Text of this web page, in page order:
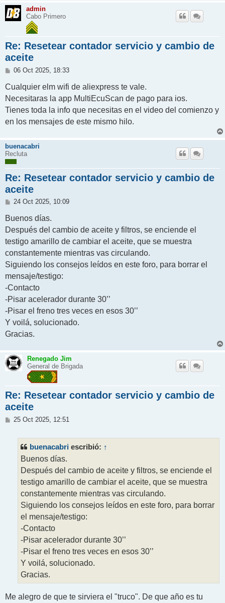
admin
Cabo Primero
Re: Resetear contador servicio y cambio de
aceite
M
n
a
j
e
06 Oct 2025, 18:33
Cualquier elm wifi de aliexpress te vale.
Necesitaras la app MultiEcuScan de pago para ios.
Tienes toda la info que necesitas en el video del comienzo y
en los mensajes de este mismo hilo.
buenacabri
Recluta
Re: Resetear contador servicio y cambio de
aceite
M
n
a
j
e
24 Oct 2025, 10:09
Buenos días.
Después del cambio de aceite y filtros, se enciende el
testigo amarillo de cambiar el aceite, que se muestra
constantemente mientras vas circulando.
Siguiendo los consejos leídos en este foro, para borrar el
mensaje/testigo:
-Contacto
-Pisar acelerador durante 30’’
-Pisar el freno tres veces en esos 30’’
Y voilá, solucionado.
Gracias.
Renegado Jim
General de Brigada
Re: Resetear contador servicio y cambio de
aceite
M
25 Oct 2025, 12:51
buenacabri escribió: ↑
Buenos días.
Después del cambio de aceite y filtros, se enciende el
testigo amarillo de cambiar el aceite, que se muestra
constantemente mientras vas circulando.
Siguiendo los consejos leídos en este foro, para borrar
el mensaje/testigo:
-Contacto
-Pisar acelerador durante 30’’
-Pisar el freno tres veces en esos 30’’
Y voilá, solucionado.
Gracias.
Me alegro de que te sirviera el "truco". De que año es tu